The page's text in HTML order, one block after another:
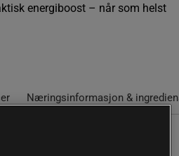
energiboost – når som helst
Næringsinformasjon &